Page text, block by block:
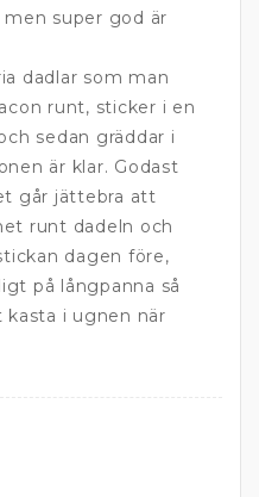
super god är
dadlar som man
runt, sticker i en
sedan gräddar i
är klar. Godast
går jättebra att
runt dadeln och
dagen före,
på långpanna så
kasta i ugnen när